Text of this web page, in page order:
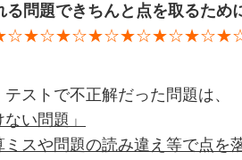
る問題できちんと点を取るため
ストで不正解だった問題は、
い問題」
ミスや問題の読み違え等で点を